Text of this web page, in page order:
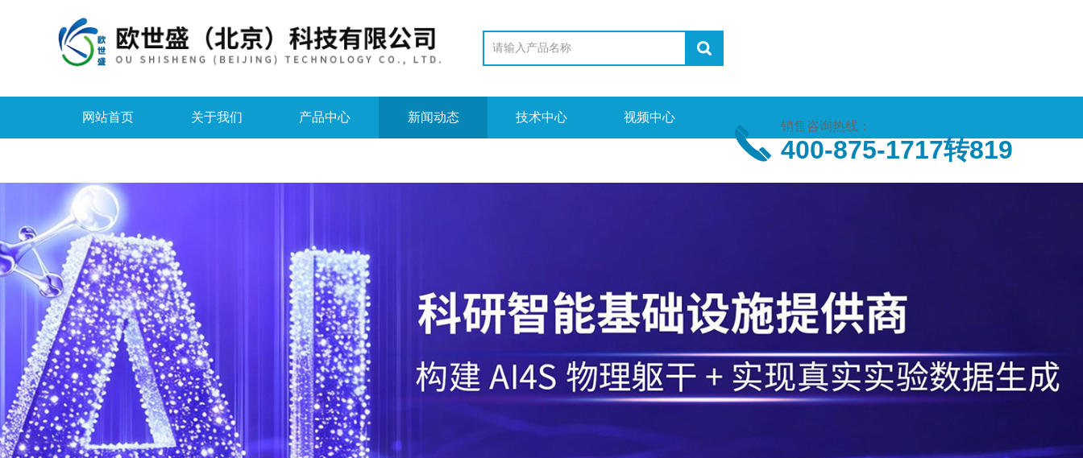
销售咨询热线：
400-875-1717转819
网站首页 关于我们 产品中心 新闻动态 技术中心 视频中心